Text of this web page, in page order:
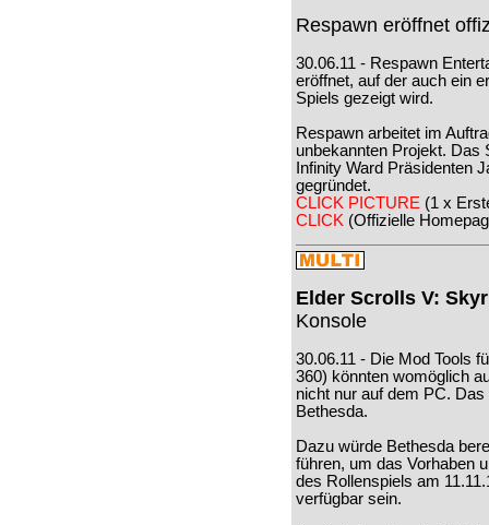
Respawn eröffnet
30.06.11 - Respawn
eröffnet, auf der auch ein
Spiels gezeigt wird.
Respawn arbeitet im
unbekannten Projekt. Das
Infinity Ward Präsidenten
gegründet.
CLICK PICTURE (1 x
CLICK (Offizielle
Elder Scrolls V:
Konsole
30.06.11 - Die Mod Tools
360) könnten womöglich
nicht nur auf dem PC.
Bethesda.
Dazu würde Bethesda
führen, um das Vorhaben
des Rollenspiels am
verfügbar sein.